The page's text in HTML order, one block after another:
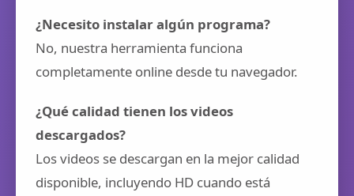
¿Necesito instalar algún programa?
No, nuestra herramienta funciona
completamente online desde tu navegador.
¿Qué calidad tienen los videos
descargados?
Los videos se descargan en la mejor calidad
disponible, incluyendo HD cuando está